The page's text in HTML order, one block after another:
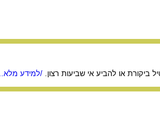
או להביע אי שביעות רצון. /למידע מלא...